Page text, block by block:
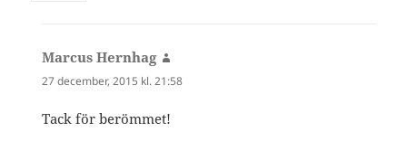
Marcus Hernhag
27 december, 2015 kl. 21:58
Tack för berömmet!